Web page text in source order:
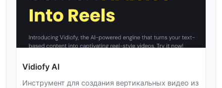
Vidiofy AI
Инструмент для создания вертикальных видео из